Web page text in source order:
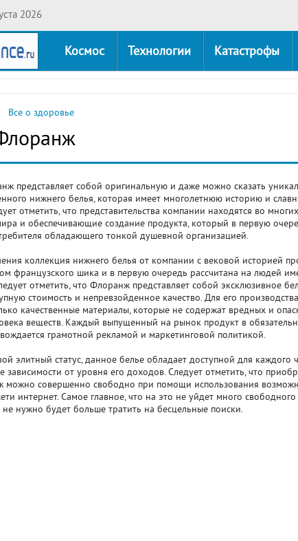
2026
Космос Технологии Катастрофы
Все о здоровье
представляет собой оригинальную и даже можно сказать
нижнего белья, которая имеет многолетнюю историю и
отметить, что представительства компании находятся во многих
и обеспечивающие создание продукта, который в первую
обладающего тонкой душевной организацией.
коллекция нижнего белья от компании с вековой историей
французского шика и в первую очередь рассчитана на людей
отметить, что Флоранж представляет собой эксклюзивное
стоимость и непревзойденное качество. Для его производства
качественные материалы, которые не содержат вредных и
веществ. Каждый выпущенный на рынок продукт в
грамотной рекламой и маркетинговой политикой.
элитный статус, данное белье обладает доступной для каждого
зависимости от уровня его доходов. Следует отметить, что
можно совершенно свободно при помощи использования
интернет. Самое главное, что на это не уйдет много
не нужно будет больше тратить на бесцельные поиски.